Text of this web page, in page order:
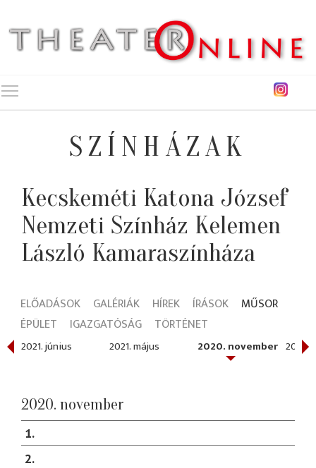
SZÍNHÁZAK
Kecskeméti Katona József
Nemzeti Színház Kelemen
László Kamaraszínháza
ELŐADÁSOK GALÉRIÁK HÍREK ÍRÁSOK
MŰSOR
ÉPÜLET
IGAZGATÓSÁG TÖRTÉNET
2021. június 2021. május 2020. november 2020.
2020. november
1
2